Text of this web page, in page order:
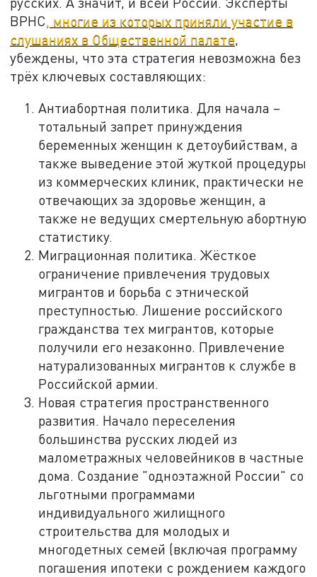
ВРНС, многие из которых приняли участие в
слушаниях в Общественной палате,
убеждены, что эта стратегия невозможна без
трёх ключевых составляющих:
Антиабортная политика. Для начала –
тотальный запрет принуждения
беременных женщин к детоубийствам, а
также выведение этой жуткой процедуры
из коммерческих клиник, практически не
отвечающих за здоровье женщин, а
также не ведущих смертельную абортную
статистику.
Миграционная политика. Жёсткое
ограничение привлечения трудовых
мигрантов и борьба с этнической
преступностью. Лишение российского
гражданства тех мигрантов, которые
получили его незаконно. Привлечение
натурализованных мигрантов к службе в
Российской армии.
Новая стратегия пространственного
развития. Начало переселения
большинства русских людей из
малометражных человейников в частные
дома. Создание "одноэтажной России" со
льготными программами
индивидуального жилищного
строительства для молодых и
многодетных семей (включая программу
погашения ипотеки с рождением каждого